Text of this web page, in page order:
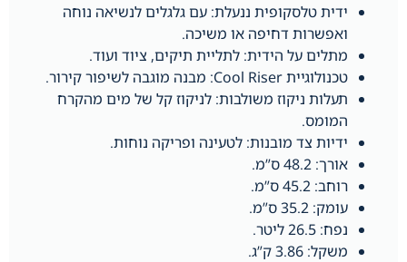
ידית טלסקופית ננעלת: עם גלגלים לנשיאה נוחה
ואפשרות דחיפה או משיכה.
מתלים על הידית: לתליית תיקים, ציוד ועוד.
טכנולוגיית Cool Riser: מבנה מוגבה לשיפור קירור.
תעלות ניקוז משולבות: לניקוז קל של מים מהקרח
המומס.
ידיות צד מובנות: לטעינה ופריקה נוחות.
אורך: 48.2 ס”מ.
רוחב: 45.2 ס”מ.
עומק: 35.2 ס”מ.
נפח: 26.5 ליטר.
משקל: 3.86 ק”ג.